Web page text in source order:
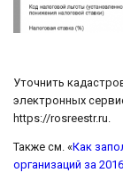
Уточнить
электронных
https://rosreestr.ru.
Также см. «Как
организаций за